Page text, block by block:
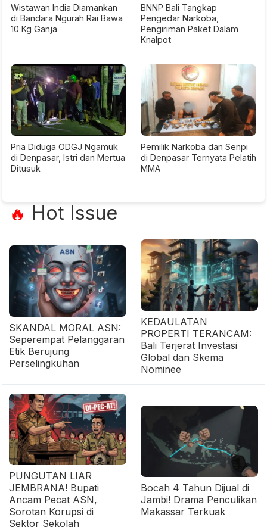
Wistawan India Diamankan
di Bandara Ngurah Rai Bawa
10 Kg Ganja
BNNP Bali Tangkap
Pengedar Narkoba,
Pengiriman Paket Dalam
Knalpot
Pria Diduga ODGJ Ngamuk
di Denpasar, Istri dan Mertua
Ditusuk
Pemilik Narkoba dan Senpi
di Denpasar Ternyata Pelatih
MMA
🔥 Hot Issue
SKANDAL MORAL ASN:
Seperempat Pelanggaran
Etik Berujung
Perselingkuhan
KEDAULATAN
PROPERTI TERANCAM:
Bali Terjerat Investasi
Global dan Skema
Nominee
PUNGUTAN LIAR
JEMBRANA! Bupati
Ancam Pecat ASN,
Sorotan Korupsi di
Sektor Sekolah
Bocah 4 Tahun Dijual di
Jambi! Drama Penculikan
Makassar Terkuak